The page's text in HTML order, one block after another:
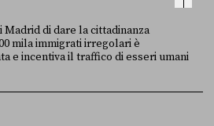
di dare la cittadinanza
mila immigrati irregolari è
e incentiva il traffico di esseri umani